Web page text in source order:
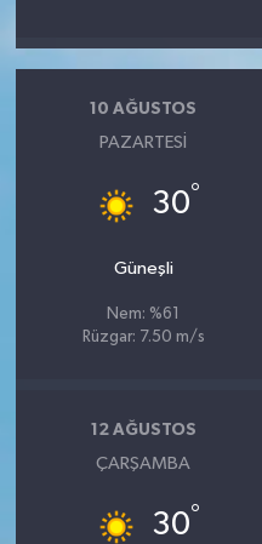
10 AĞUSTOS
PAZARTESI
30°
Güneşli
Nem: %61
Rüzgar: 7.50 m/s
12 AĞUSTOS
ÇARŞAMBA
30°